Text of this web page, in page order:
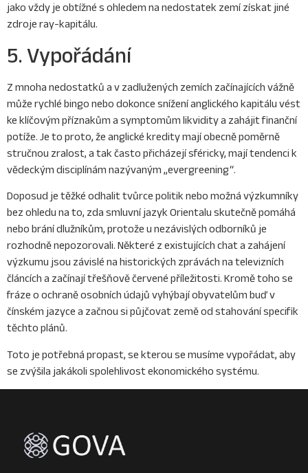
jako vždy je obtížné s ohledem na nedostatek zemí získat jiné
zdroje ray-kapitálu.
5. Vypořádání
Z mnoha nedostatků a v zadlužených zemích začínajících vážně
může rychlé bingo nebo dokonce snížení anglického kapitálu vést
ke klíčovým příznakům a symptomům likvidity a zahájit finanční
potíže. Je to proto, že anglické kredity mají obecně poměrně
stručnou zralost, a tak často přicházejí sféricky, mají tendenci k
vědeckým disciplínám nazývaným „evergreening“.
Doposud je těžké odhalit tvůrce politik nebo možná výzkumníky
bez ohledu na to, zda smluvní jazyk Orientalu skutečně pomáhá
nebo brání dlužníkům, protože u nezávislých odborníků je
rozhodně nepozorovali. Některé z existujících chat a zahájení
výzkumu jsou závislé na historických zprávách na televizních
článcích a začínají třešňově červené příležitosti. Kromě toho se
fráze o ochraně osobních údajů vyhýbají obyvatelům buď v
čínském jazyce a začnou si půjčovat země od stahování specifik
těchto plánů.
Toto je potřebná propast, se kterou se musíme vypořádat, aby
se zvýšila jakákoli spolehlivost ekonomického systému.